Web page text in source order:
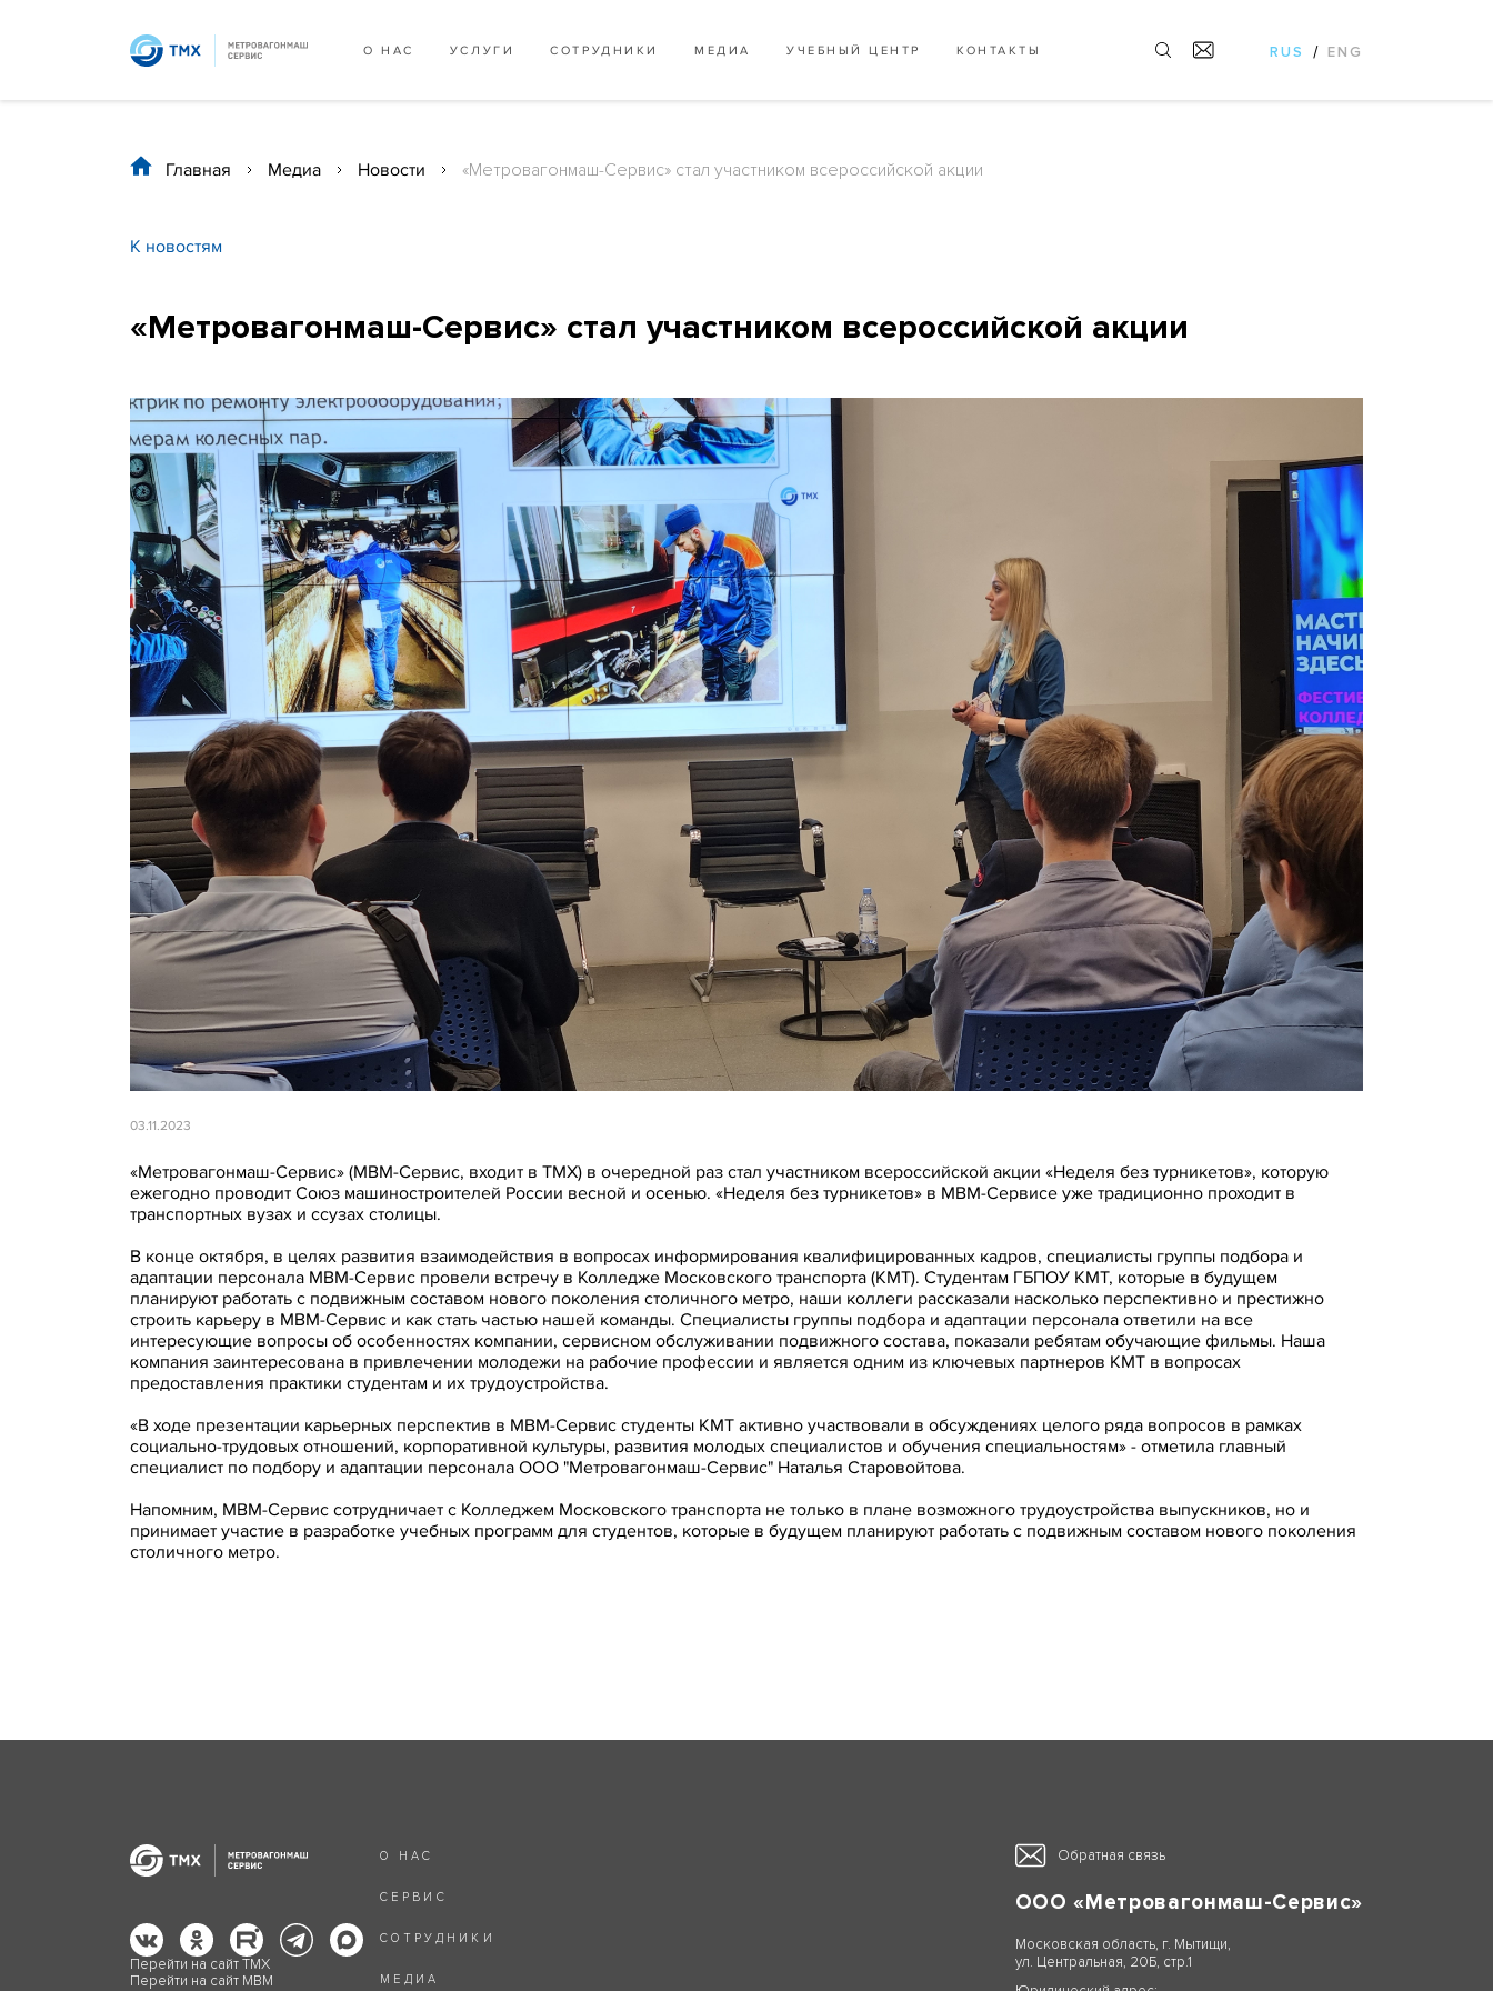
О НАС УСЛУГИ СОТРУДНИКИ МЕДИА УЧЕБНЫЙ ЦЕНТР КОНТАКТЫ RUS / ENG
Главная / Медиа / Новости / «Метровагонмаш-Сервис» стал участником всероссийской акции
К новостям
«Метровагонмаш-Сервис» стал участником всероссийской акции
03.11.2023
«Метровагонмаш-Сервис» (МВМ-Сервис, входит в ТМХ) в очередной раз стал участником всероссийской акции «Неделя без турникетов», которую
ежегодно проводит Союз машиностроителей России весной и осенью. «Неделя без турникетов» в МВМ-Сервисе уже традиционно проходит в
транспортных вузах и ссузах столицы.
В конце октября, в целях развития взаимодействия в вопросах информирования квалифицированных кадров, специалисты группы подбора и
адаптации персонала МВМ-Сервис провели встречу в Колледже Московского транспорта (КМТ). Студентам ГБПОУ КМТ, которые в будущем
планируют работать с подвижным составом нового поколения столичного метро, наши коллеги рассказали насколько перспективно и престижно
строить карьеру в МВМ-Сервис и как стать частью нашей команды. Специалисты группы подбора и адаптации персонала ответили на все
интересующие вопросы об особенностях компании, сервисном обслуживании подвижного состава, показали ребятам обучающие фильмы. Наша
компания заинтересована в привлечении молодежи на рабочие профессии и является одним из ключевых партнеров КМТ в вопросах
предоставления практики студентам и их трудоустройства.
«В ходе презентации карьерных перспектив в МВМ-Сервис студенты КМТ активно участвовали в обсуждениях целого ряда вопросов в рамках
социально-трудовых отношений, корпоративной культуры, развития молодых специалистов и обучения специальностям» - отметила главный
специалист по подбору и адаптации персонала OOO "Метровагонмаш-Сервис" Наталья Старовойтова.
Напомним, МВМ-Сервис сотрудничает с Колледжем Московского транспорта не только в плане возможного трудоустройства выпускников, но и
принимает участие в разработке учебных программ для студентов, которые в будущем планируют работать с подвижным составом нового поколения
столичного метро.
О НАС
СЕРВИС
СОТРУДНИКИ
МЕДИА
Перейти на сайт ТМХ
Перейти на сайт МВМ
Обратная связь
ООО «Метровагонмаш-Сервис»
Московская область, г. Мытищи,
ул. Центральная, 20Б, стр.1